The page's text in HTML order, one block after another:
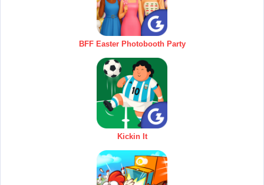
BFF Easter Photobooth Party
Kickin It